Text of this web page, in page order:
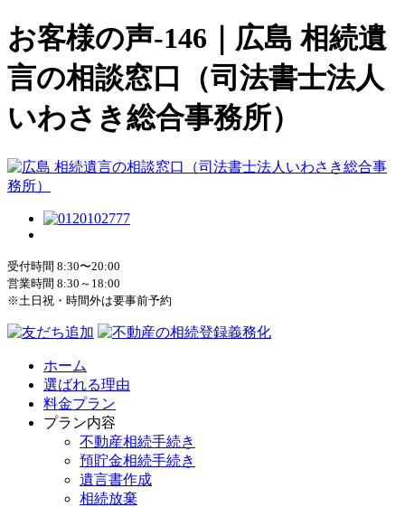
お客様の声-146｜広島 相続遺
言の相談窓口（司法書士法人
いわさき総合事務所）
受付時間 8:30〜20:00
営業時間 8:30～18:00
※土日祝・時間外は要事前予約
ホーム
選ばれる理由
料金プラン
プラン内容
不動産相続手続き
預貯金相続手続き
遺言書作成
相続放棄